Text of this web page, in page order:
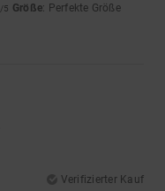
/5 Größe: Perfekte Größe
Verifizierter Kauf